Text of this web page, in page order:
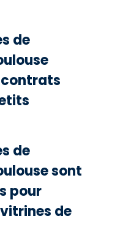
de
de
sont
pour
de